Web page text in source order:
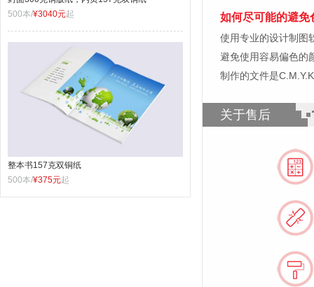
500本/¥3040元起
整本书157克双铜纸
500本/¥375元起
如何尽可能的避免
使用专业的设计制图
避免使用容易偏色的
制作的文件是
关于售后